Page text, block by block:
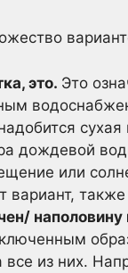
это. Это
дождевой
или
вариант,
все из них.